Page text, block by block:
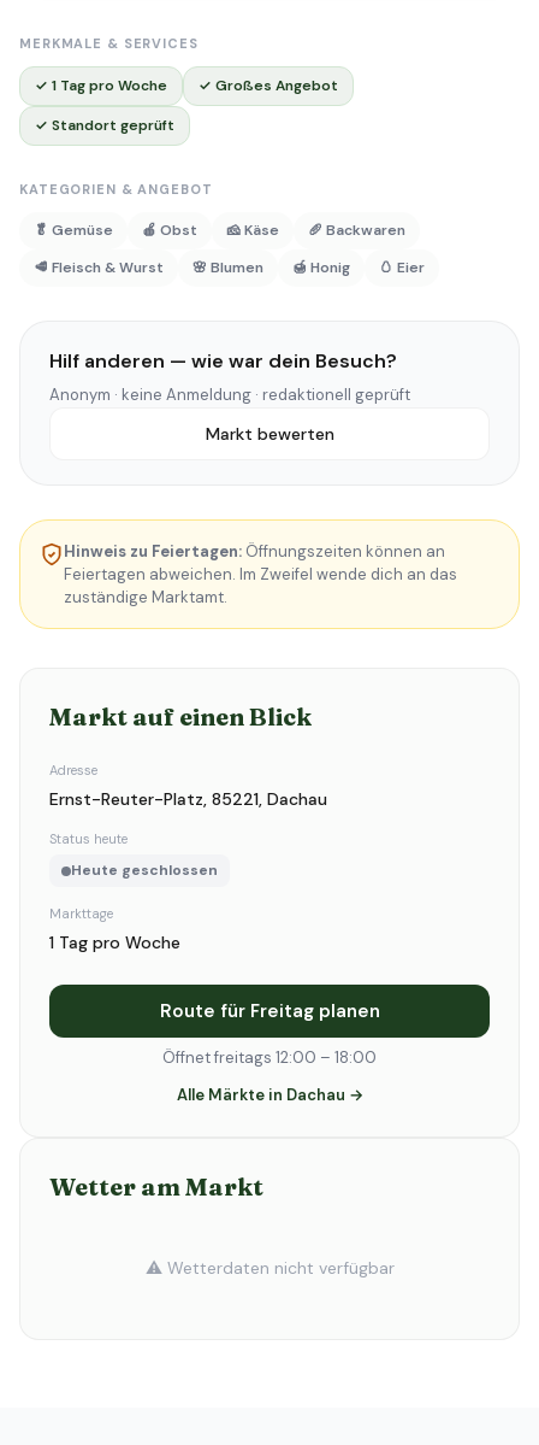
MERKMALE & SERVICES
✓ 1 Tag pro Woche ✓ Großes Angebot
✓ Standort geprüft
KATEGORIEN & ANGEBOT
🥬 Gemüse 🍎 Obst 🧀 Käse
🥖 Backwaren
🥩 Fleisch & Wurst
🌸 Blumen 🍯 Honig 🥚 Eier
Hilf anderen — wie war dein Besuch?
Anonym · keine Anmeldung · redaktionell geprüft
Markt bewerten
Hinweis zu Feiertagen: Öffnungszeiten können an
Feiertagen abweichen. Im Zweifel wende dich an das
zuständige Marktamt.
Markt auf einen Blick
Adresse
Ernst-Reuter-Platz, 85221, Dachau
Status heute
Heute geschlossen
Markttage
1 Tag pro Woche
Route für Freitag planen
Öffnet freitags 12:00 – 18:00
Alle Märkte in Dachau →
Wetter am Markt
⚠️ Wetterdaten nicht verfügbar